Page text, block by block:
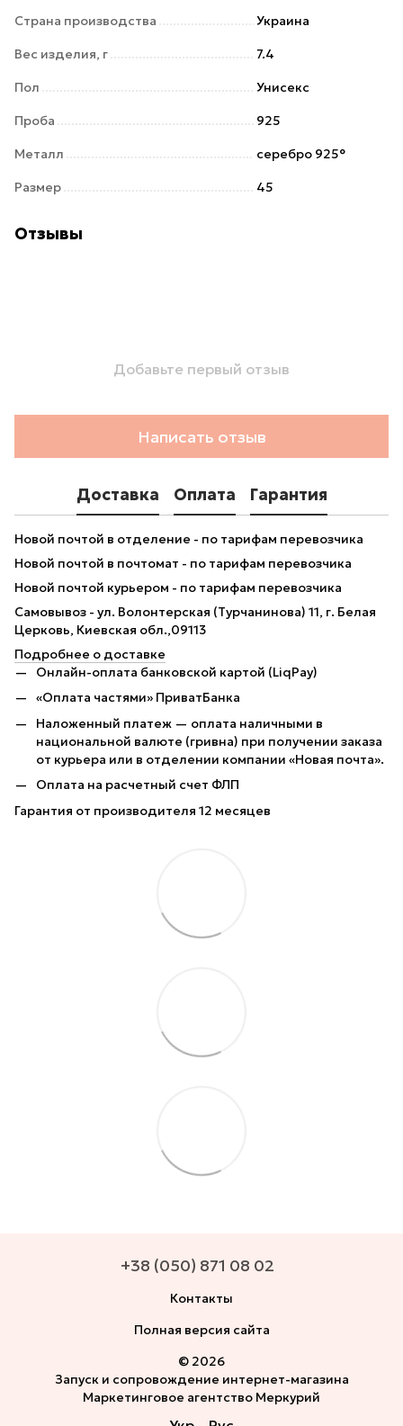
Страна производства Украина
Вес изделия, г 7.4
Пол Унисекс
Проба 925
Металл серебро 925°
Размер 45
Отзывы
Добавьте первый отзыв
Написать отзыв
Доставка Оплата Гарантия
Новой почтой в отделение - по тарифам перевозчика
Новой почтой в почтомат - по тарифам перевозчика
Новой почтой курьером - по тарифам перевозчика
Самовывоз - ул. Волонтерская (Турчанинова) 11, г. Белая
Церковь, Киевская обл.,09113
Подробнее о доставке
Онлайн-оплата банковской картой (LiqPay)
«Оплата частями» ПриватБанка
Наложенный платеж — оплата наличными в
национальной валюте (гривна) при получении заказа
от курьера или в отделении компании «Новая почта».
Оплата на расчетный счет ФЛП
Гарантия от производителя 12 месяцев
+38 (050) 871 08 02
Контакты
Полная версия сайта
© 2026
Запуск и сопровождение интернет-магазина
Маркетинговое агентство Меркурий